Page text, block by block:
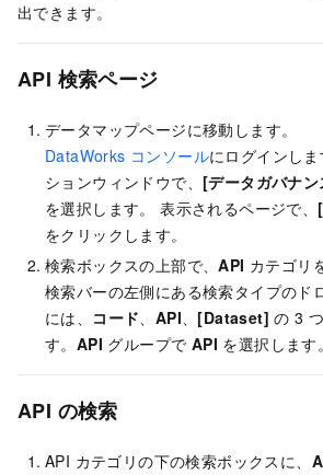
出できます。
API 検索ページ
データマップページに移動します。
DataWorks コンソールにログインし
ションウィンドウで、 [データガバナン
を選択します。 表示されるページで、
をクリックします。
検索ボックスの上部で、API カテゴリ
検索バーの左側にある検索タイプのド
には、 コード、 API、 [Dataset] の 3
す。 API グループで API を選択します。
API の検索
API カテゴリの下の検索ボックスに、